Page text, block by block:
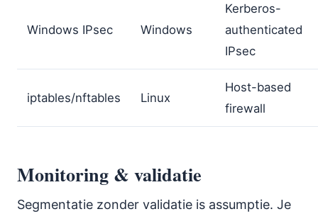
Windows IPsec Windows
Kerberos-
authenticated
IPsec
iptables/nftables Linux
Host-based
firewall
Monitoring & validatie
Segmentatie zonder validatie is assumptie. Je